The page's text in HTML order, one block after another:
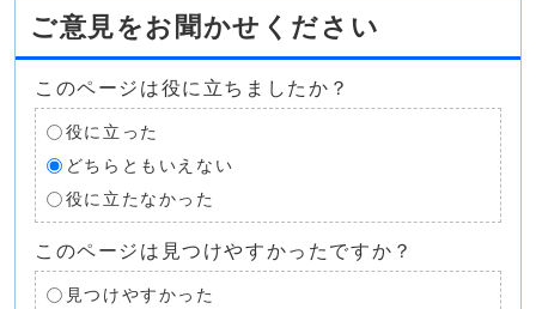
ご意見をお聞かせください
このページは役に立ちましたか？
役に立った
どちらともいえない
役に立たなかった
このページは見つけやすかったですか？
見つけやすかった